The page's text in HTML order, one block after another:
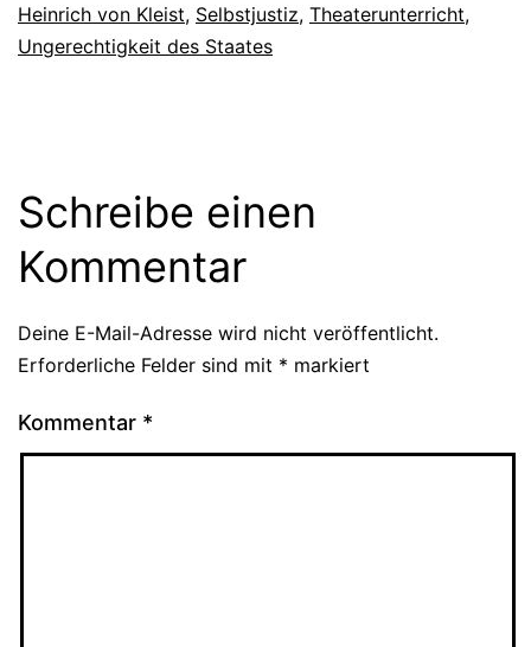
Heinrich von Kleist, Selbstjustiz, Theaterunterricht,
Ungerechtigkeit des Staates
Schreibe einen
Kommentar
Deine E-Mail-Adresse wird nicht veröffentlicht.
Erforderliche Felder sind mit * markiert
Kommentar *